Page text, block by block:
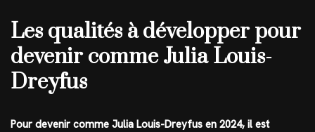
Les qualités à développer pour
devenir comme Julia Louis-
Dreyfus
Pour devenir comme Julia Louis-Dreyfus en 2024, il est